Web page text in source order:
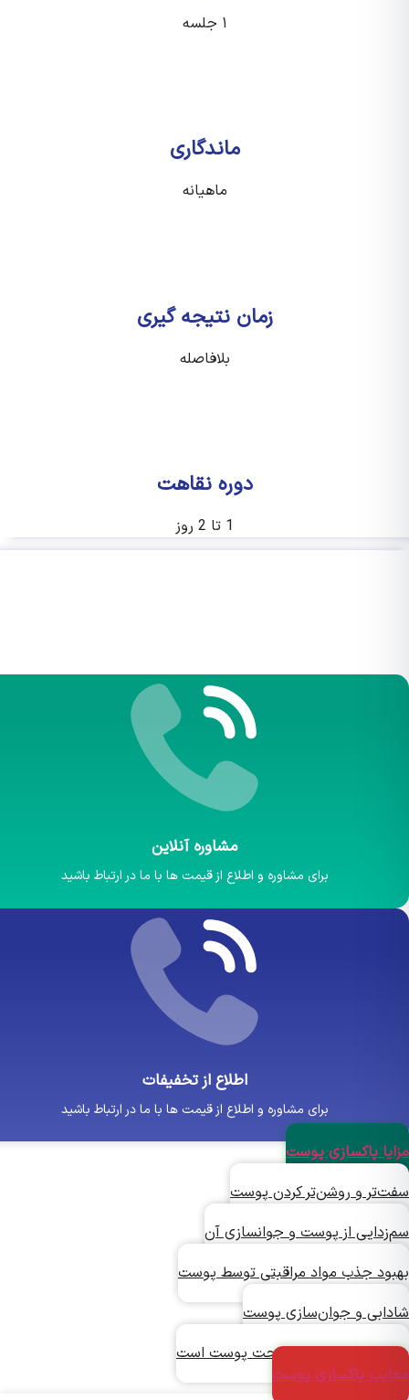
ماندگاری
ماهیانه
زمان نتیجه گیری
بلافاصله
دوره نقاهت
مشاوره آنلاین
برای مشاوره و اطلاع از قیمت ها با ما در ارتباط باشید
اطلاع از تخفیفات
برای مشاوره و اطلاع از قیمت ها با ما در ارتباط باشید
پاکسازی پوست
و روشن‌تر کردن پوست
از پوست و جوانسازی آن
جذب مواد مراقبتی توسط پوست
و جوان‌سازی پوست
عالی برای استراحت پوست است
پاکسازی پوست